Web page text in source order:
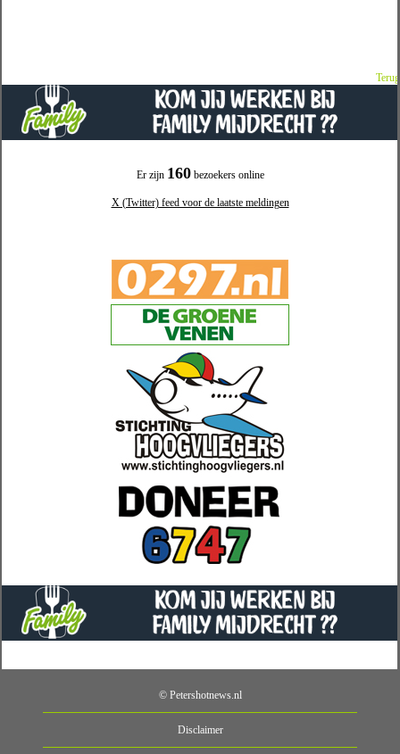
Er zijn 160bezoekers online
X (Twitter) feed voor de laatste meldingen
Terug
© Petershotnews.nl
Disclaimer